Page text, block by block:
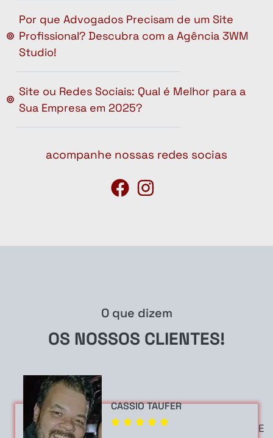
Por que Advogados Precisam de um Site
Profissional? Descubra com a Agência 3WM
Studio!
Site ou Redes Sociais: Qual é Melhor para a
Sua Empresa em 2025?
acompanhe nossas redes socias
O que dizem
OS NOSSOS CLIENTES!
CASSIO TAUFER
E